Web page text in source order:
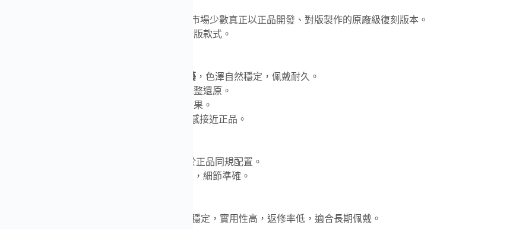
，屬於市場少數真正以正品開發、對版製作的原廠級復刻版本。
例、外觀細節與正品高度一致，非市面常見錯版款式。
18K 水鍍玫瑰金工藝，色澤自然穩定，佩戴耐久。
格藍色尖晶石錶冠，殼型弧度與月牙位細節完整還原。
寶石水晶鏡面，呈現標誌性的魚眼日曆放大效果。
及金印刻字清晰深刻，結構嚴謹，整體質感接近正品。
，與普通鋼款字面不同，屬於正品同規配置。
指針色澤純正，日曆窗字體、色調及粗細一致，細節準確。
，經過精細裝配後走時穩定，實用性高，返修率低，適合長期佩戴。